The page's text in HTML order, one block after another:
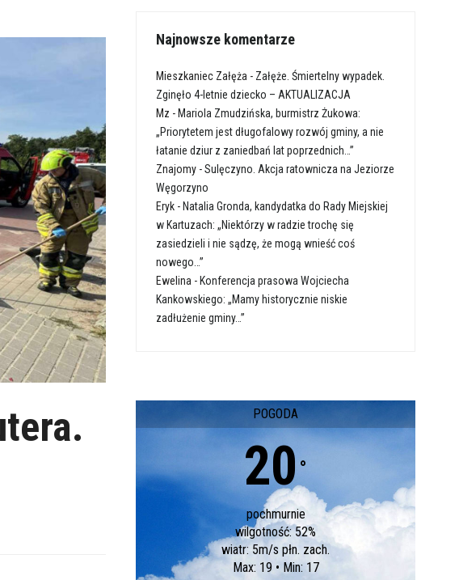
Najnowsze komentarze
Mieszkaniec Załęża - Załęże. Śmiertelny wypadek.
Zginęło 4-letnie dziecko – AKTUALIZACJA
Mz - Mariola Zmudzińska, burmistrz Żukowa:
„Priorytetem jest długofalowy rozwój gminy, a nie
łatanie dziur z zaniedbań lat poprzednich…”
Znajomy -Sulęczyno. Akcja ratownicza na Jeziorze
Węgorzyno
Eryk - Natalia Gronda, kandydatka do Rady Miejskiej
w Kartuzach: „Niektórzy w radzie trochę się
zasiedzieli i nie sądzę, że mogą wnieść coś
nowego…”
Ewelina - Konferencja prasowa Wojciecha
Kankowskiego: „Mamy historycznie niskie
zadłużenie gminy…”
POGODA
20 °
pochmurnie
wilgotność: 52%
wiatr: 5m/s płn. zach.
Max: 19 • Min: 17